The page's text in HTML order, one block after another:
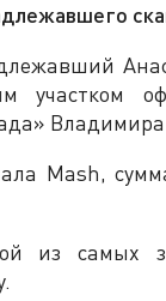
участком
Mash,
из самых